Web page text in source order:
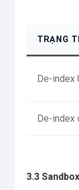
TRẠNG
De-index
De-index
3.3